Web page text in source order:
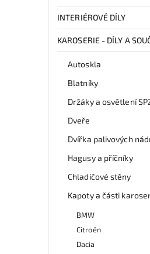
INTERIÉROVÉ DÍLY
KAROSERIE - DÍLY A
Autoskla
Blatníky
Držáky a osvětlení
Dveře
Dvířka palivových
Hagusy a příčníky
Chladičové stěny
Kapoty a části
BMW
Citroën
Dacia